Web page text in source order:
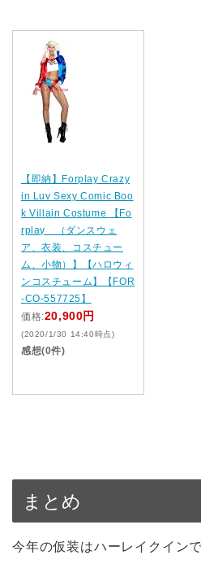
【即納】Forplay Crazy
in Luv Sexy Comic Boo
k Villain Costume 【Fo
rplay （ダンスウェ
ア、衣装、コスチュー
ム、小物）】【ハロウィ
ンコスチューム】【FOR
-CO-557725】
価格:20,900円
(2020/1/30 14:40時点)
感想(0件)
まとめ
今年の仮装はハーレイクイン